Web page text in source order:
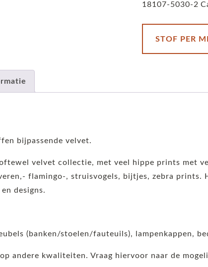
royal-
blue
aantal
18107-5030-2
STOF PER
bijpassende velvet.
velvet collectie, met veel hippe prints met
flamingo-, struisvogels, bijtjes, zebra prints.
designs.
(banken/stoelen/fauteuils), lampenkappen,
andere kwaliteiten. Vraag hiervoor naar de